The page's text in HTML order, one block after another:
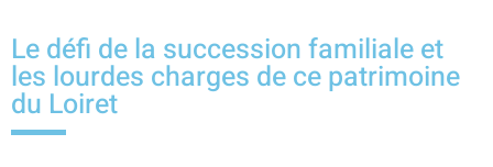
Le défi de la succession familiale et
les lourdes charges de ce patrimoine
du Loiret